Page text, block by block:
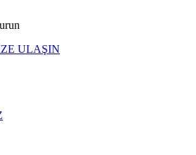
ULAŞIN